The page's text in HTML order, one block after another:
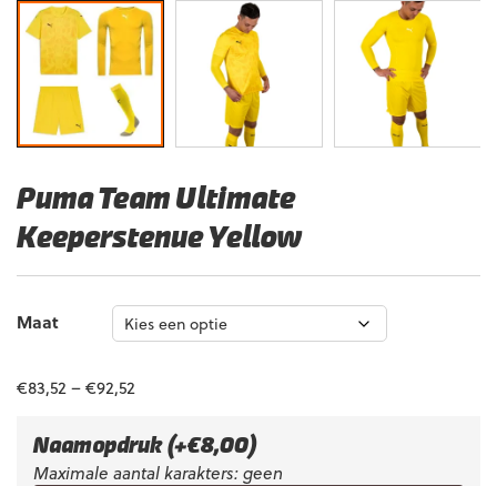
Puma Team Ultimate
Keeperstenue Yellow
Maat
€83,52–€92,52
Naamopdruk (+€8,00)
Maximale aantal karakters: geen